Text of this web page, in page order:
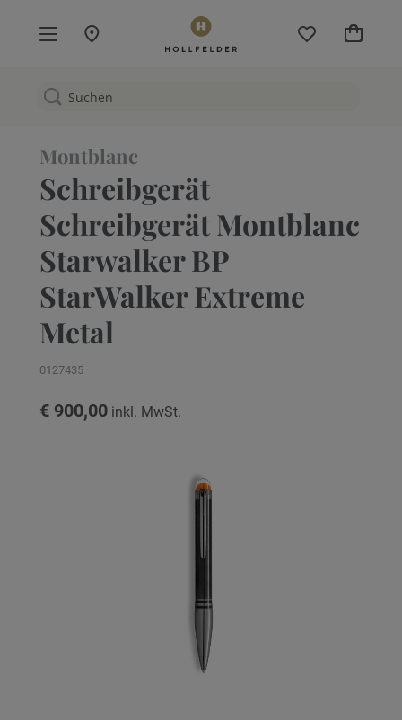
Mein
Montblanc
Schreibgerät
Schreibgerät Montblanc
Starwalker BP
StarWalker Extreme
Metal
0127435
€ 900,00